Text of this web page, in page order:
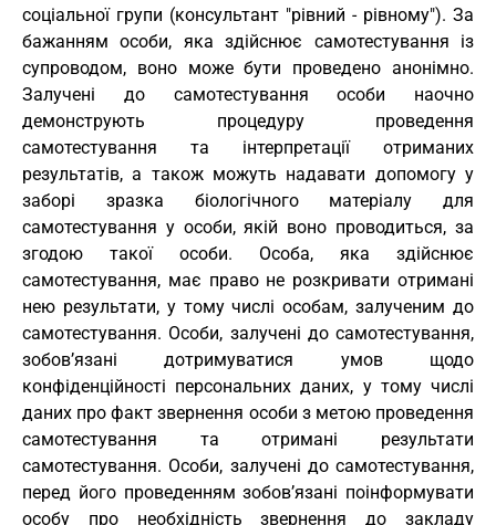
соціальної групи (консультант "рівний - рівному"). За
бажанням особи, яка здійснює самотестування із
супроводом, воно може бути проведено анонімно.
Залучені до самотестування особи наочно
демонструють процедуру проведення
самотестування та інтерпретації отриманих
результатів, а також можуть надавати допомогу у
заборі зразка біологічного матеріалу для
самотестування у особи, якій воно проводиться, за
згодою такої особи. Особа, яка здійснює
самотестування, має право не розкривати отримані
нею результати, у тому числі особам, залученим до
самотестування. Особи, залучені до самотестування,
зобов’язані дотримуватися умов щодо
конфіденційності персональних даних, у тому числі
даних про факт звернення особи з метою проведення
самотестування та отримані результати
самотестування. Особи, залучені до самотестування,
перед його проведенням зобов’язані поінформувати
особу про необхідність звернення до закладу